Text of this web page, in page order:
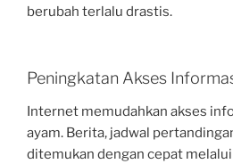
berubah terlalu drastis.
Peningkatan Akses
Internet memudahkan akses
ayam. Berita, jadwal
ditemukan dengan cepat